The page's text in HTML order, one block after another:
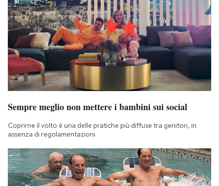
Sempre meglio non mettere i bambini sui social
Coprirne il volto è una delle pratiche più diffuse tra genitori, in
assenza di regolamentazioni